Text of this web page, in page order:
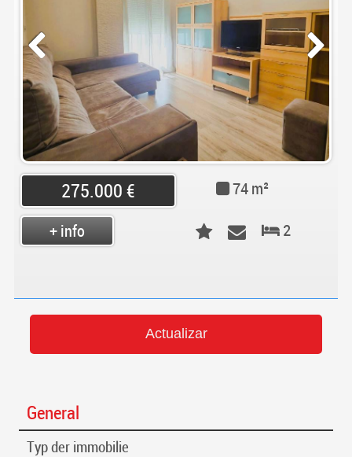
275.000 €
74 m²
2
+ info
General
Typ der immobilie